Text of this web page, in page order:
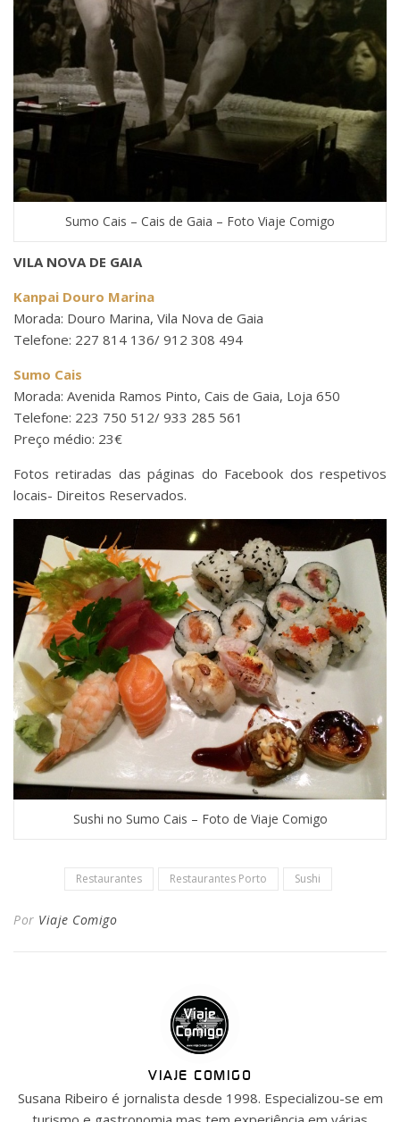
Sumo Cais – Cais de Gaia – Foto Viaje Comigo
VILA NOVA DE GAIA
Kanpai Douro Marina
Morada: Douro Marina, Vila Nova de Gaia
Telefone: 227 814 136/ 912 308 494
Sumo Cais
Morada: Avenida Ramos Pinto, Cais de Gaia, Loja 650
Telefone: 223 750 512/ 933 285 561
Preço médio: 23€
Fotos retiradas das páginas do Facebook dos respetivos
locais- Direitos Reservados.
Sushi no Sumo Cais – Foto de Viaje Comigo
Restaurantes Restaurantes Porto Sushi
Por Viaje Comigo
VIAJE COMIGO
Susana Ribeiro é jornalista desde 1998. Especializou-se em